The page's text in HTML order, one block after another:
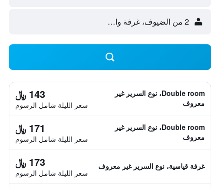
2 من الضيوف، غرفة واحدة
Double room، نوع السرير غير
معروف
143 ﷼
سعر الليلة شامل الرسوم
Double room، نوع السرير غير
معروف
171 ﷼
سعر الليلة شامل الرسوم
غرفة قياسية، نوع السرير غير معروف 173 ﷼
سعر الليلة شامل الرسوم